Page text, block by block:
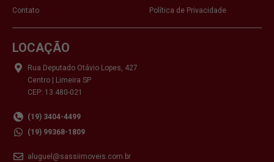
Contato
Política de Privacidade
LOCAÇÃO
Rua Deputado Otávio Lopes, 427
Centro | Limeira SP
CEP: 13.480-021
(19) 3404-4499
(19) 99368-1809
aluguel@sassiimoveis.com.br